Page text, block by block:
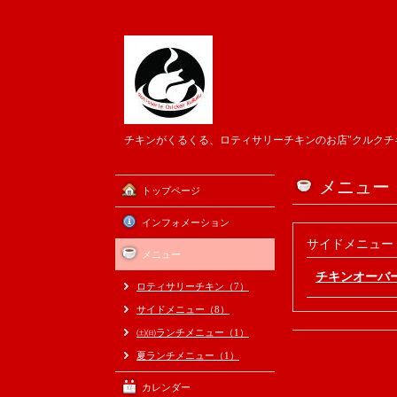
チキンがくるくる、ロティサリーチキンのお店"クルク
メニュー
サイドメニュー
チキンオーバ
トップページ
インフォメーション
メニュー
ロティサリーチキン（7）
サイドメニュー（8）
㈯㈰ランチメニュー（1）
夏ランチメニュー（1）
カレンダー